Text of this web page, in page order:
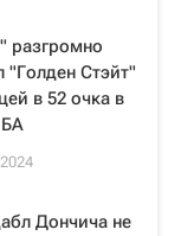
разгромно
"Голден Стэйт"
в 52 очка в
Дончича не